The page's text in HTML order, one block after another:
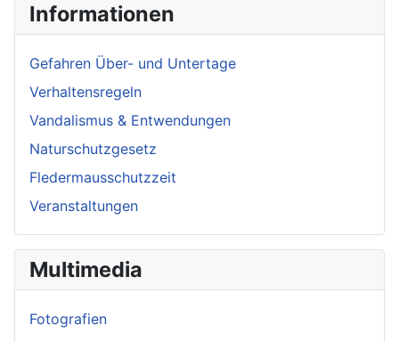
Informationen
Gefahren Über- und Untertage
Verhaltensregeln
Vandalismus & Entwendungen
Naturschutzgesetz
Fledermausschutzzeit
Veranstaltungen
Multimedia
Fotografien